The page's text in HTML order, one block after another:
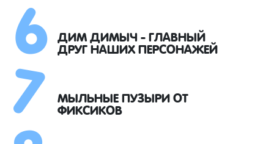
ДИМ ДИМЫЧ - ГЛАВНЫЙ
ДРУГ НАШИХ ПЕРСОНАЖЕЙ
МЫЛЬНЫЕ ПУЗЫРИ ОТ
ФИКСИКОВ